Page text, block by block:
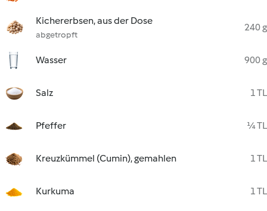
Kichererbsen, aus der Dose
abgetropft
240 g
Wasser 900 g
Salz 1 TL
Pfeffer ¼ TL
Kreuzkümmel (Cumin), gemahlen 1 TL
Kurkuma 1 TL